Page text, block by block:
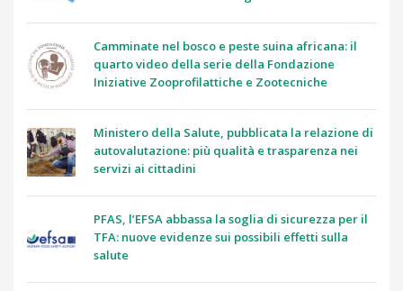
Camminate nel bosco e peste suina africana: il
quarto video della serie della Fondazione
Iniziative Zooprofilattiche e Zootecniche
Ministero della Salute, pubblicata la relazione di
autovalutazione: più qualità e trasparenza nei
servizi ai cittadini
PFAS, l’EFSA abbassa la soglia di sicurezza per il
TFA: nuove evidenze sui possibili effetti sulla
salute